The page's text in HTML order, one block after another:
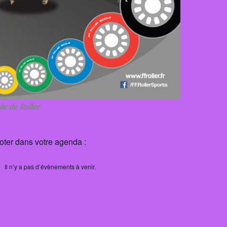
de Roller
dans votre agenda :
Il n’y a pas d’évènements à venir.